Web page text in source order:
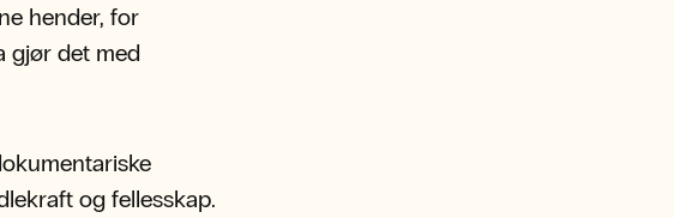
hender, for
gjør det med
og fellesskap.